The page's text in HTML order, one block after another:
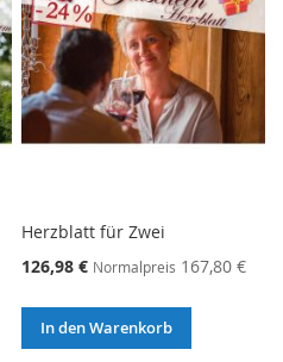
Herzblatt für Zwei
126,98 € Normalpreis 167,80 €
In den Warenkorb